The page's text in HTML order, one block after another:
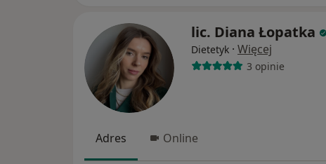
lic. Diana Łopatka
Dietetyk · Więcej
3 opinie
Adres Online